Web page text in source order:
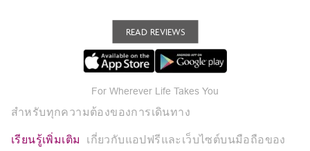
READ REVIEWS
For Wherever Life Takes You
สำหรับทุกความต้องของการเดินทาง
เรียนรู้เพิ่มเติม
เกี่ยวกับแอปฟรีและเว็บไซต์บนมือถือของ